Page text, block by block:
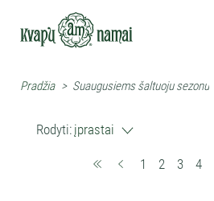
Pradžia > Suaugusiems šaltuoju sezonu
Rodyti: įprastai
1 2 3 4